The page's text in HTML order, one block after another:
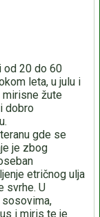
od 20 do 60
leta, u julu i
mirisne žute
dobro
gde se
je zbog
etričnog ulja
svrhe. U
i miris te je